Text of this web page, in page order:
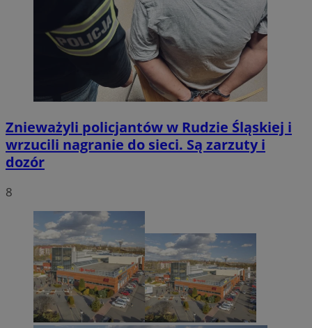
Znieważyli policjantów w Rudzie Śląskiej i
wrzucili nagranie do sieci. Są zarzuty i
dozór
8